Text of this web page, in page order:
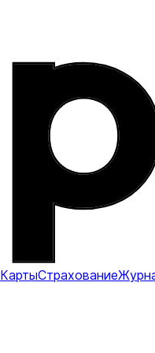
КартыСтрахование